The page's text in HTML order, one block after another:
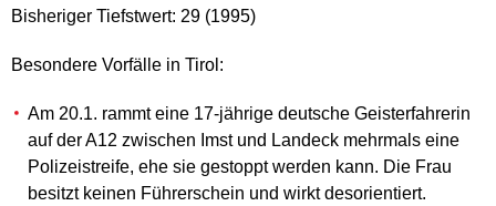
Bisheriger Tiefstwert: 29 (1995)
Besondere Vorfälle in Tirol:
Am 20.1. rammt eine 17-jährige deutsche Geisterfahrerin
auf der A12 zwischen Imst und Landeck mehrmals eine
Polizeistreife, ehe sie gestoppt werden kann. Die Frau
besitzt keinen Führerschein und wirkt desorientiert.